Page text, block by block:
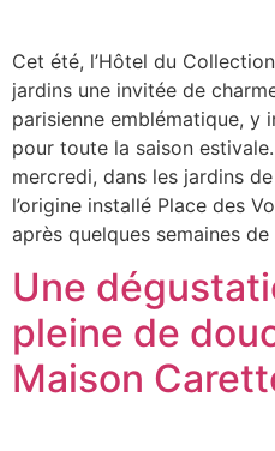
Cet été, l’Hôtel du
jardins une invitée de
parisienne emblématique, y
pour toute la saison
mercredi, dans les jardins
l’origine installé Place des
après quelques semaines
Une
pleine de
Maison